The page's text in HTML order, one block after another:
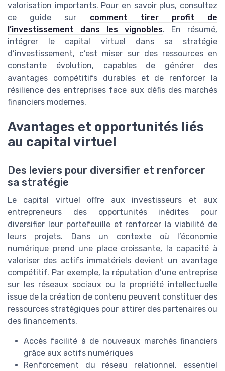
valorisation importants. Pour en savoir plus, consultez
ce guide sur comment tirer profit de
l’investissement dans les vignobles. En résumé,
intégrer le capital virtuel dans sa stratégie
d’investissement, c’est miser sur des ressources en
constante évolution, capables de générer des
avantages compétitifs durables et de renforcer la
résilience des entreprises face aux défis des marchés
financiers modernes.
Avantages et opportunités liés
au capital virtuel
Des leviers pour diversifier et renforcer
sa stratégie
Le capital virtuel offre aux investisseurs et aux
entrepreneurs des opportunités inédites pour
diversifier leur portefeuille et renforcer la viabilité de
leurs projets. Dans un contexte où l’économie
numérique prend une place croissante, la capacité à
valoriser des actifs immatériels devient un avantage
compétitif. Par exemple, la réputation d’une entreprise
sur les réseaux sociaux ou la propriété intellectuelle
issue de la création de contenu peuvent constituer des
ressources stratégiques pour attirer des partenaires ou
des financements.
Accès facilité à de nouveaux marchés financiers
grâce aux actifs numériques
Renforcement du réseau relationnel, essentiel